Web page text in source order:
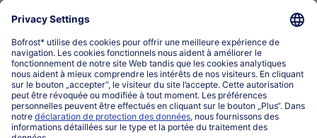
Catégories